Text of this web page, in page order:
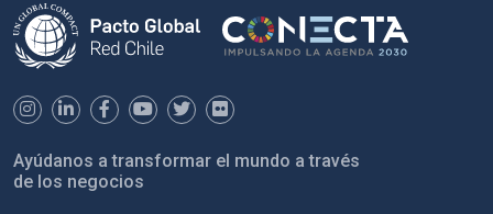
Ayúdanos a transformar el mundo a través
de los negocios